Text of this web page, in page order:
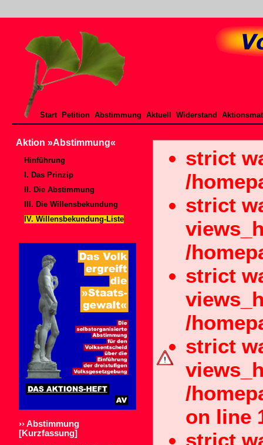
Start Petition Abstimmung Aktuell Widerstand
Aktion »Abstimmung«
Hinführung
I. Das Prinzip
II. Die Abstimmung
III. Die Willensbekundung
IV. Willensbekundung-Liste
›› Abstimmung
[Kurzfassung]
strict
/
strict
/
strict
/
strict
/
on line
strict